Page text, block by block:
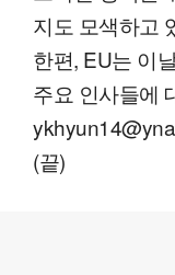
지도 모색하고
한편, EU는 이
주요 인사들에
(끝)